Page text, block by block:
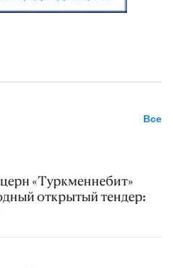
Все
«Туркменнебит»
открытый тендер: